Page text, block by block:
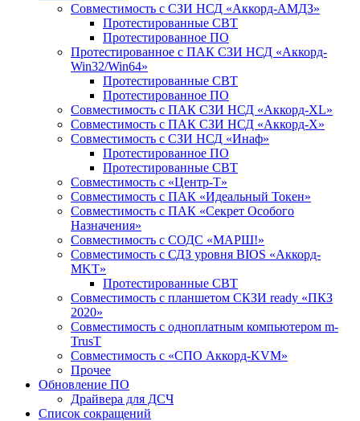
Совместимость с СЗИ НСД «Аккорд-АМДЗ»
Протестированные СВТ
Протестированное ПО
Протестированное с ПАК СЗИ НСД «Аккорд-
Win32/Win64»
Протестированные СВТ
Протестированное ПО
Совместимость с ПАК СЗИ НСД «Аккорд-ХL»
Совместимость с ПАК СЗИ НСД «Аккорд-Х»
Совместимость с СЗИ НСД «Инаф»
Протестированное ПО
Протестированные СВТ
Совместимость с «Центр-Т»
Совместимость с ПАК «Идеальный Токен»
Совместимость с ПАК «Секрет Особого
Назначения»
Cовместимость с СОДС «МАРШ!»
Совместимость с СДЗ уровня BIOS «Аккорд-
MKT»
Протестированные СВТ
Совместимость с планшетом СКЗИ ready «ПКЗ
2020»
Совместимость с одноплатным компьютером m-
TrusT
Совместимость с «СПО Аккорд-KVM»
Прочее
Обновление ПО
Драйвера для ДСЧ
Список сокращений